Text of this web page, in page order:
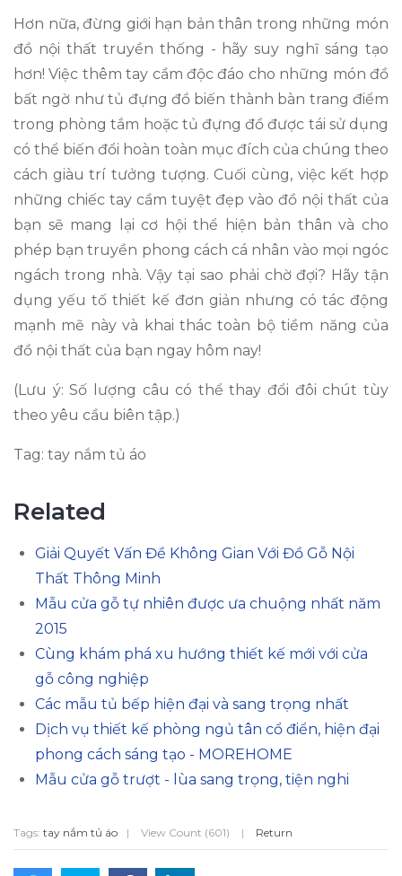
Hơn nữa, đừng giới hạn bản thân trong những món
đồ nội thất truyền thống - hãy suy nghĩ sáng tạo
hơn! Việc thêm tay cầm độc đáo cho những món đồ
bất ngờ như tủ đựng đồ biến thành bàn trang điểm
trong phòng tắm hoặc tủ đựng đồ được tái sử dụng
có thể biến đổi hoàn toàn mục đích của chúng theo
cách giàu trí tưởng tượng. Cuối cùng, việc kết hợp
những chiếc tay cầm tuyệt đẹp vào đồ nội thất của
bạn sẽ mang lại cơ hội thể hiện bản thân và cho
phép bạn truyền phong cách cá nhân vào mọi ngóc
ngách trong nhà. Vậy tại sao phải chờ đợi? Hãy tận
dụng yếu tố thiết kế đơn giản nhưng có tác động
mạnh mẽ này và khai thác toàn bộ tiềm năng của
đồ nội thất của bạn ngay hôm nay!
(Lưu ý: Số lượng câu có thể thay đổi đôi chút tùy
theo yêu cầu biên tập.)
Tag: tay nắm tủ áo
Related
Giải Quyết Vấn Đề Không Gian Với Đồ Gỗ Nội
Thất Thông Minh
Mẫu cửa gỗ tự nhiên được ưa chuộng nhất năm
2015
Cùng khám phá xu hướng thiết kế mới với cửa
gỗ công nghiệp
Các mẫu tủ bếp hiện đại và sang trọng nhất
Dịch vụ thiết kế phòng ngủ tân cổ điển, hiện đại
phong cách sáng tạo - MOREHOME
Mẫu cửa gỗ trượt - lùa sang trọng, tiện nghi
Tags: tay nắm tủ áo | View Count (601) | Return